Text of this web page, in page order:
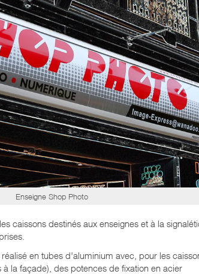
Enseigne Shop Photo
caissons destinés aux enseignes et à la
en tubes d'aluminium avec, pour les
la façade), des potences de fixation en acier